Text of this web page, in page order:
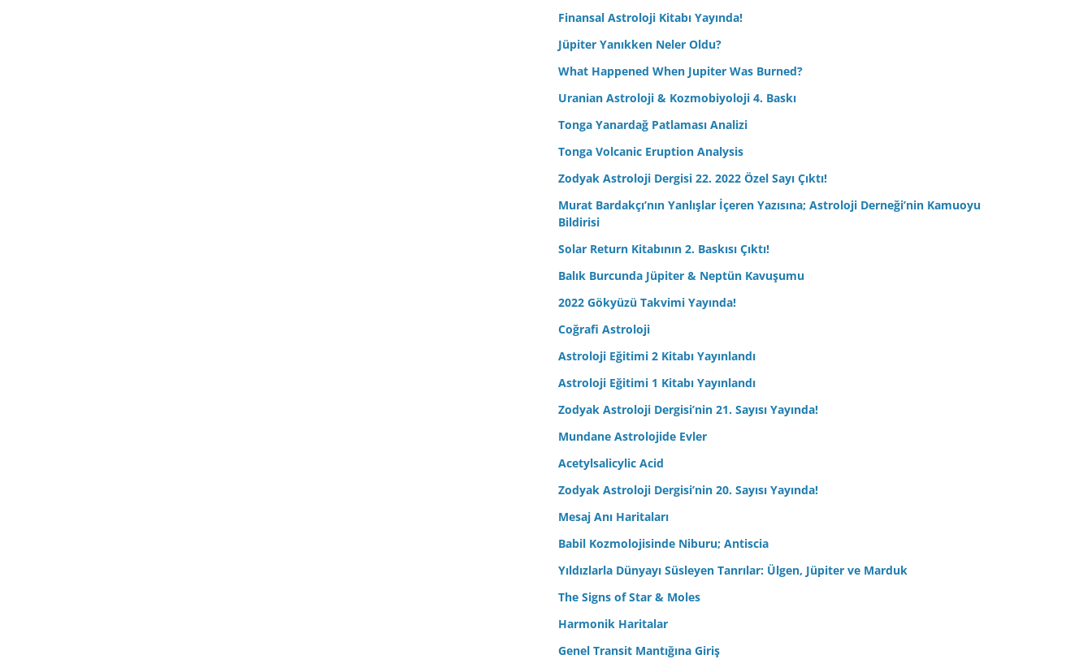
Finansal Astroloji Kitabı Yayında!
Jüpiter Yanıkken Neler Oldu?
What Happened When Jupiter Was Burned?
Uranian Astroloji & Kozmobiyoloji 4. Baskı
Tonga Yanardağ Patlaması Analizi
Tonga Volcanic Eruption Analysis
Zodyak Astroloji Dergisi 22. 2022 Özel Sayı Çıktı!
Murat Bardakçı’nın Yanlışlar İçeren Yazısına; Astroloji Derneği’nin Kamuoyu
Bildirisi
Solar Return Kitabının 2. Baskısı Çıktı!
Balık Burcunda Jüpiter & Neptün Kavuşumu
2022 Gökyüzü Takvimi Yayında!
Coğrafi Astroloji
Astroloji Eğitimi 2 Kitabı Yayınlandı
Astroloji Eğitimi 1 Kitabı Yayınlandı
Zodyak Astroloji Dergisi’nin 21. Sayısı Yayında!
Mundane Astrolojide Evler
Acetylsalicylic Acid
Zodyak Astroloji Dergisi’nin 20. Sayısı Yayında!
Mesaj Anı Haritaları
Babil Kozmolojisinde Niburu; Antiscia
Yıldızlarla Dünyayı Süsleyen Tanrılar: Ülgen, Jüpiter ve Marduk
The Signs of Star & Moles
Harmonik Haritalar
Genel Transit Mantığına Giriş